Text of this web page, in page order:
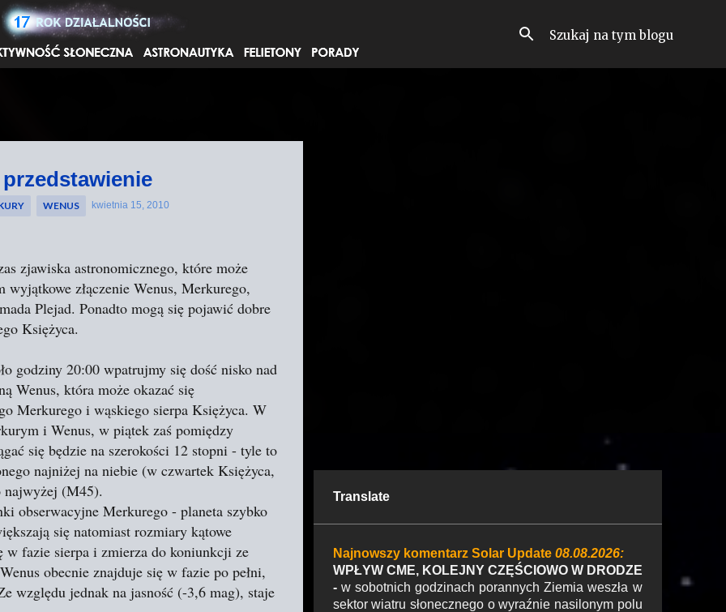
Przejdź do głównej zawartości
WENUS kwietnia 15, 2010
zjawiska astronomicznego, które może
złączenie Wenus, Merkurego,
Plejad. Ponadto mogą się pojawić dobre
Księżyca.
godziny 20:00 wpatrujmy się dość nisko nad
Wenus, która może okazać się
Merkurego i wąskiego sierpa Księżyca. W
i Wenus, w piątek zaś pomiędzy
się będzie na szerokości 12 stopni - tyle to
najniżej na niebie (w czwartek Księżyca,
najwyżej (M45).
obserwacyjne Merkurego - planeta szybko
się natomiast rozmiary kątowe
w fazie sierpa i zmierza do koniunkcji ze
obecnie znajduje się w fazie po pełni,
względu jednak na jasność (-3,6 mag), staje
Translate
Najnowszy komentarz Solar Update08.08.2026:
WPŁYW CME, KOLEJNY CZĘŚCIOWO W DRODZE
-w sobotnich godzinach porannych Ziemia weszła w
sektor wiatru słonecznego o wyraźnie nasilonym polu